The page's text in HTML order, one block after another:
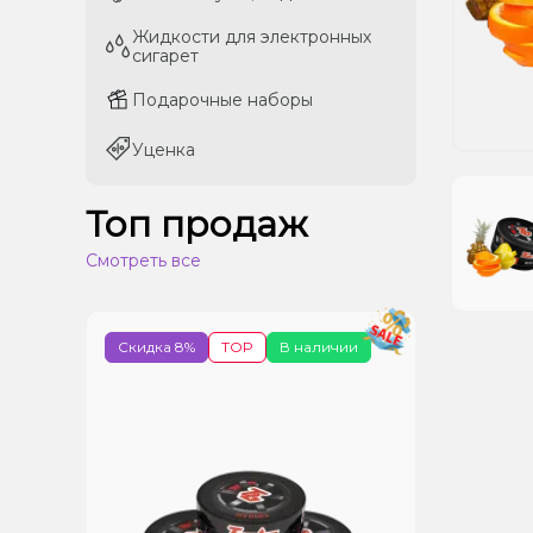
Жидкости для электронных
сигарет
Подарочные наборы
Уценка
Жидкости для электронных
сигарет
Подарочные наборы
Уценка
Топ продаж
Смотреть все
В наличии
Скидка 8% TOP